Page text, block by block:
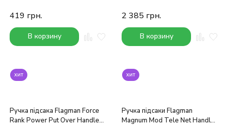
419 грн.
В корзину
2 385 грн.
В корзину
хит
Ручка підсака Flagman Force
Rank Power Put Over Handle
хит
Ручка підсаки Flagman
Magnum Mod Tele Net Handle